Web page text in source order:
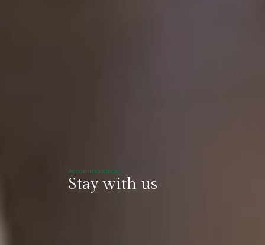
Accommodation
Stay with us